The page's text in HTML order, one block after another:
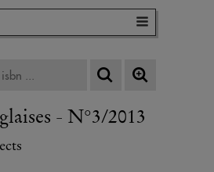
- N°3/2013